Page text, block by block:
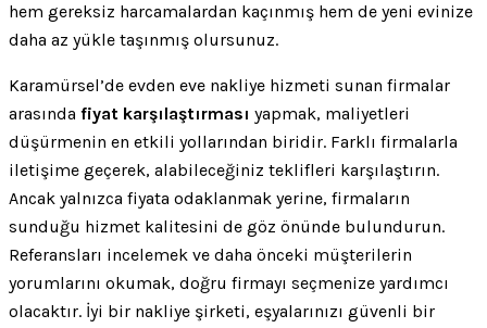
hem gereksiz harcamalardan kaçınmış hem de yeni evinize
daha az yükle taşınmış olursunuz.
Karamürsel’de evden eve nakliye hizmeti sunan firmalar
arasında fiyat karşılaştırması yapmak, maliyetleri
düşürmenin en etkili yollarından biridir. Farklı firmalarla
iletişime geçerek, alabileceğiniz teklifleri karşılaştırın.
Ancak yalnızca fiyata odaklanmak yerine, firmaların
sunduğu hizmet kalitesini de göz önünde bulundurun.
Referansları incelemek ve daha önceki müşterilerin
yorumlarını okumak, doğru firmayı seçmenize yardımcı
olacaktır. İyi bir nakliye şirketi, eşyalarınızı güvenli bir